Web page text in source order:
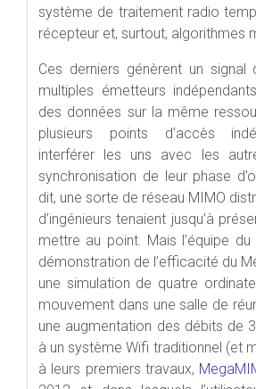
système de traitement radio
récepteur et, surtout, algorithmes
Ces derniers génèrent un
multiples émetteurs
des données sur la même
plusieurs points d’accès
interférer les uns avec les
synchronisation de leur phase
dit, une sorte de réseau MIMO
d’ingénieurs tenaient jusqu’à
mettre au point. Mais l’équipe
démonstration de l’efficacité du
une simulation de quatre
mouvement dans une salle de
une augmentation des débits de
à un système Wifi traditionnel (et
à leurs premiers travaux,